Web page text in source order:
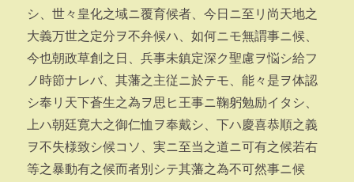
シ、世々皇化之域ニ覆育候者、今日ニ至リ尚天地之
大義万世之定分ヲ不弁候ハ、如何ニモ無謂事ニ候、
今也朝政草創之日、兵事未鎮定深ク聖慮ヲ悩シ給フ
ノ時節ナレバ、其藩之主従ニ於テモ、能々是ヲ体認
シ奉リ天下蒼生之為ヲ思ヒ王事ニ鞠躬勉励イタシ、
上ハ朝廷寛大之御仁恤ヲ奉戴シ、下ハ慶喜恭順之義
ヲ不失様致シ候コソ、実ニ至当之道ニ可有之候若右
等之暴動有之候而者別シテ其藩之為不可然事ニ候